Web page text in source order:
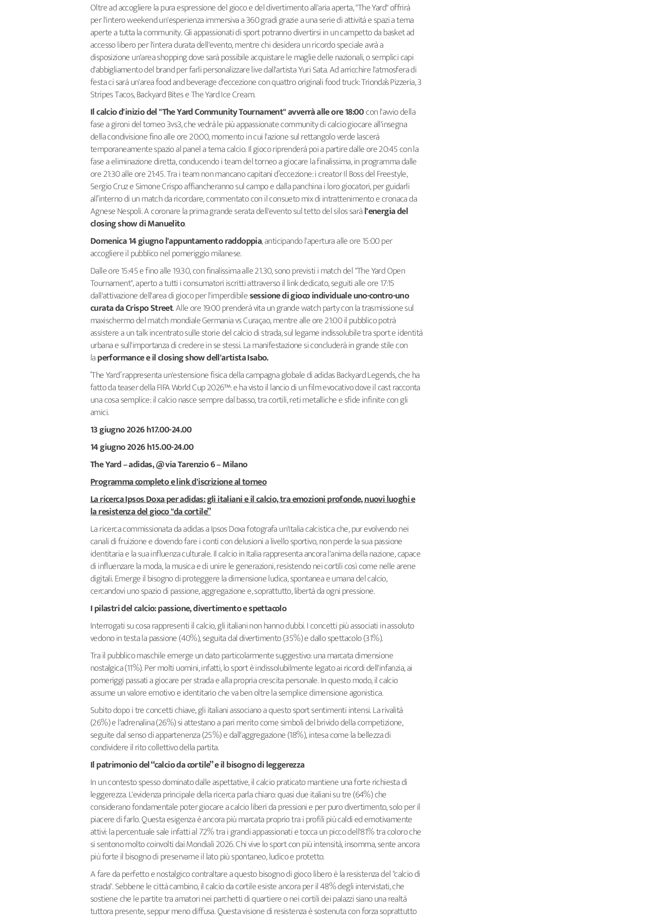
Oltre ad accogliere la pura espressione del gioco e del divertimento all'aria aperta, "The Yard" offrirà
per l'intero weekend un'esperienza immersiva a 360 gradi grazie a una serie di attività e spazi a tema
aperte a tutta la community. Gli appassionati di sport potranno divertirsi in un campetto da basket ad
accesso libero per l'intera durata dell'evento, mentre chi desidera un ricordo speciale avrà a
disposizione un'area shopping dove sarà possibile acquistare le maglie delle nazionali, o semplici capi
d'abbigliamento del brand per farli personalizzare live dall'artista Yuri Sata. Ad arricchire l'atmosfera di
festa ci sarà un'area food and beverage d'eccezione con quattro originali food truck: Trionda’s Pizzeria, 3
Stripes Tacos, Backyard Bites e The Yard Ice Cream.
Il calcio d'inizio del "The Yard Community Tournament" avverrà alle ore 18:00con l'avvio della
fase a gironi del torneo 3vs3, che vedrà le più appassionate community di calcio giocare all'insegna
della condivisione fino alle ore 20:00, momento in cui l'azione sul rettangolo verde lascerà
temporaneamente spazio al panel a tema calcio. Il gioco riprenderà poi a partire dalle ore 20:45 con la
fase a eliminazione diretta, conducendo i team del torneo a giocare la finalissima, in programma dalle
ore 21:30 alle ore 21:45. Tra i team non mancano capitani d’eccezione: i creator Il Boss del Freestyle,
Sergio Cruz e Simone Crispo affiancheranno sul campo e dalla panchina i loro giocatori, per guidarli
all’interno di un match da ricordare, commentato con il consueto mix di intrattenimento e cronaca da
Agnese Nespoli. A coronare la prima grande serata dell'evento sul tetto del silos saràl'energia del
closing show di Manuelito.
Domenica 14 giugno l'appuntamento raddoppia, anticipando l'apertura alle ore 15:00 per
accogliere il pubblico nel pomeriggio milanese.
Dalle ore 15:45 e fino alle 19.30, con finalissima alle 21.30, sono previsti i match del "The Yard Open
Tournament", aperto a tutti i consumatori iscritti attraverso il link dedicato, seguiti alle ore 17:15
dall'attivazione dell'area di gioco per l'imperdibilesessione di gioco individuale uno-contro-uno
curata da Crispo Street. Alle ore 19:00 prenderà vita un grande watch party con la trasmissione sul
maxischermo del match mondiale Germania vs Curaçao, mentre alle ore 21:00 il pubblico potrà
assistere a un talk incentrato sulle storie del calcio di strada, sul legame indissolubile tra sport e identità
urbana e sull'importanza di credere in se stessi. La manifestazione si concluderà in grande stile con
laperformance e il closing show dell'artista Isabo.
‘The Yard’ rappresenta un'estensione fisica della campagna globale di adidas Backyard Legends, che ha
fatto da teaser della FIFA World Cup 2026™: e ha visto il lancio di un film evocativo dove il cast racconta
una cosa semplice: il calcio nasce sempre dal basso, tra cortili, reti metalliche e sfide infinite con gli
amici.
13 giugno 2026 h17.00-24.00
14 giugno 2026 h15.00-24.00
The Yard – adidas, @ via Tarenzio 6 – Milano
Programma completo e link d'iscrizione al torneo
La ricerca Ipsos Doxa per adidas: gli italiani e il calcio, tra emozioni profonde, nuovi luoghi e
la resistenza del gioco "da cortile”
La ricerca commissionata da adidas a Ipsos Doxa fotografa un'Italia calcistica che, pur evolvendo nei
canali di fruizione e dovendo fare i conti con delusioni a livello sportivo, non perde la sua passione
identitaria e la sua influenza culturale. Il calcio in Italia rappresenta ancora l'anima della nazione, capace
di influenzare la moda, la musica e di unire le generazioni, resistendo nei cortili così come nelle arene
digitali. Emerge il bisogno di proteggere la dimensione ludica, spontanea e umana del calcio,
cercandovi uno spazio di passione, aggregazione e, soprattutto, libertà da ogni pressione.
I pilastri del calcio: passione, divertimento e spettacolo
Interrogati su cosa rappresenti il calcio, gli italiani non hanno dubbi. I concetti più associati in assoluto
vedono in testa la passione (40%), seguita dal divertimento (35%) e dallo spettacolo (31%).
Tra il pubblico maschile emerge un dato particolarmente suggestivo: una marcata dimensione
nostalgica (11%). Per molti uomini, infatti, lo sport è indissolubilmente legato ai ricordi dell'infanzia, ai
pomeriggi passati a giocare per strada e alla propria crescita personale. In questo modo, il calcio
assume un valore emotivo e identitario che va ben oltre la semplice dimensione agonistica.
Subito dopo i tre concetti chiave, gli italiani associano a questo sport sentimenti intensi. La rivalità
(26%) e l'adrenalina (26%) si attestano a pari merito come simboli del brivido della competizione,
seguite dal senso di appartenenza (25%) e dall'aggregazione (18%), intesa come la bellezza di
condividere il rito collettivo della partita.
Il patrimonio del “calcio da cortile” e il bisogno di leggerezza
In un contesto spesso dominato dalle aspettative, il calcio praticato mantiene una forte richiesta di
leggerezza. L'evidenza principale della ricerca parla chiaro: quasi due italiani su tre (64%) che
considerano fondamentale poter giocare a calcio liberi da pressioni e per puro divertimento, solo per il
piacere di farlo. Questa esigenza è ancora più marcata proprio tra i profili più caldi ed emotivamente
attivi: la percentuale sale infatti al 72% tra i grandi appassionati e tocca un picco dell'81% tra coloro che
si sentono molto coinvolti dai Mondiali 2026. Chi vive lo sport con più intensità, insomma, sente ancora
più forte il bisogno di preservarne il lato più spontaneo, ludico e protetto.
A fare da perfetto e nostalgico contraltare a questo bisogno di gioco libero è la resistenza del "calcio di
strada". Sebbene le città cambino, il calcio da cortile esiste ancora per il 48% degli intervistati, che
sostiene che le partite tra amatori nei parchetti di quartiere o nei cortili dei palazzi siano una realtà
tuttora presente, seppur meno diffusa. Questa visione di resistenza è sostenuta con forza soprattutto